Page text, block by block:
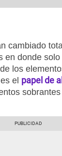
cambiado
en donde
los
el papel de